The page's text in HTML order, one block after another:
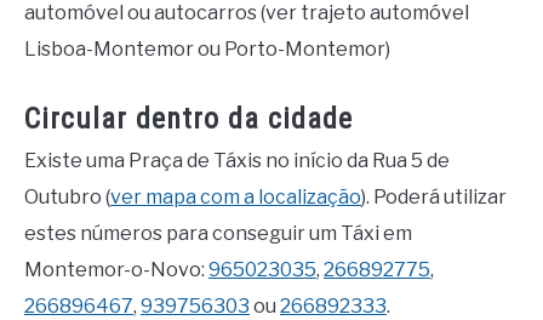
automóvel ou autocarros (ver trajeto automóvel
Lisboa-Montemor ou Porto-Montemor)
Circular dentro da cidade
Existe uma Praça de Táxis no início da Rua 5 de
Outubro (ver mapa com a localização). Poderá utilizar
estes números para conseguir um Táxi em
Montemor-o-Novo: 965023035, 266892775,
266896467, 939756303 ou 266892333.